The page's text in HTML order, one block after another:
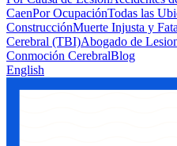
CaenPor OcupaciónTodas las
ConstrucciónMuerte Injusta y
Cerebral (TBI)Abogado de
Conmoción CerebralBlog
English